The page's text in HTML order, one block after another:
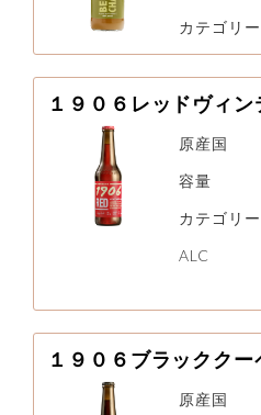
カテゴリー
１９０６レッドヴィン
原産国
容量
カテゴリー
ALC
１９０６ブラッククー
原産国